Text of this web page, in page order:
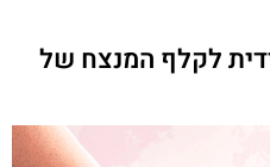
לקלף המנצח של